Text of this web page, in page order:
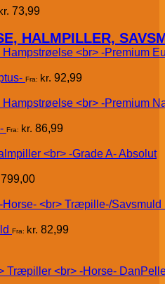
73,99
HALMPILLER,
Fra: kr. 92,99
Fra: kr. 86,99
Absolut
Fra: kr. 82,99